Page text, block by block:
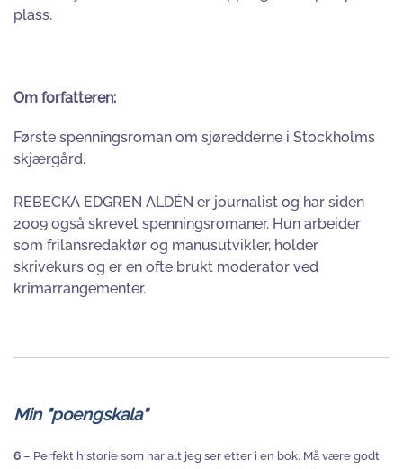
plass.
Om forfatteren:
Første spenningsroman om sjøredderne i Stockholms
skjærgård.
REBECKA EDGREN ALDÉN er journalist og har siden
2009 også skrevet spenningsromaner. Hun arbeider
som frilansredaktør og manusutvikler, holder
skrivekurs og er en ofte brukt moderator ved
krimarrangementer.
Min "poengskala"
6– Perfekt historie som har alt jeg ser etter i en bok. Må være godt